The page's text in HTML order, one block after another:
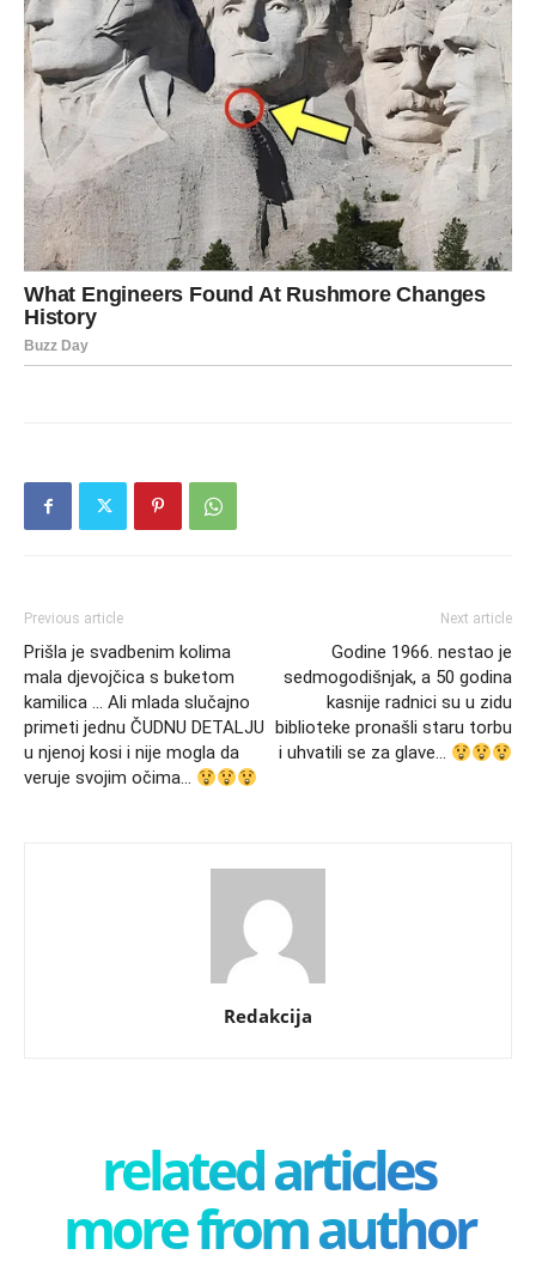
Previous article
Prišla je svadbenim kolima
mala djevojčica s buketom
kamilica … Ali mlada slučajno
primeti jednu ČUDNU DETALJU
u njenoj kosi i nije mogla da
veruje svojim očima…
Next article
Godine 1966. nestao je
sedmogodišnjak, a 50 godina
kasnije radnici su u zidu
biblioteke pronašli staru torbu
i uhvatili se za glave…
Redakcija
related articles
more from author